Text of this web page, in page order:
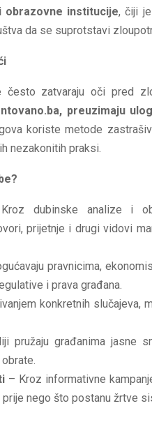
obrazovne institucije, čiji
da se suprotstavi
zatvaraju oči pred
preuzimaju
koriste metode
nezakonitih praksi.
dubinske analize i
prijetnje i drugi vidovi
pravnicima,
i prava građana.
konkretnih slučajeva,
pružaju građanima jasne
– Kroz informativne
nego što postanu žrtve